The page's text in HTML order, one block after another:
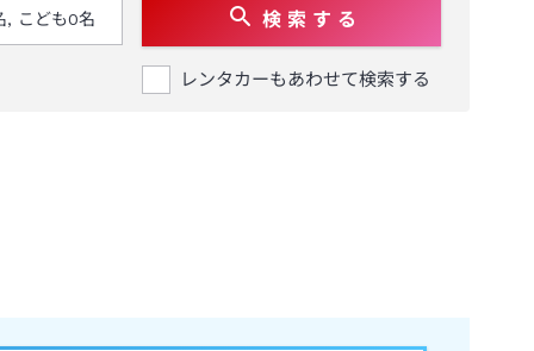
検 索 す る
レンタカーもあわせて検索する